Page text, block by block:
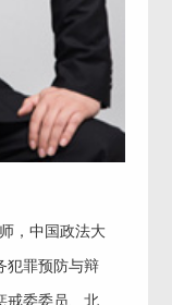
，中国政法大
犯罪预防与辩
戒委委员、北